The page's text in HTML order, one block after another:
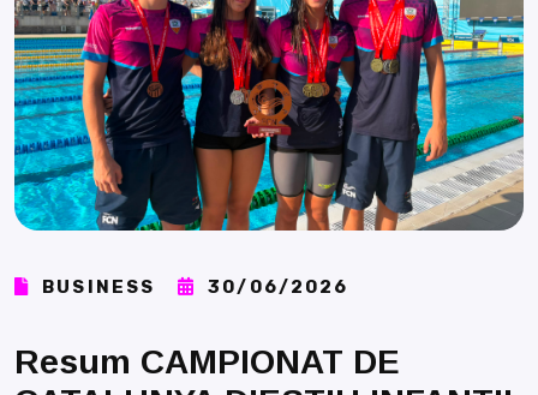
BUSINESS 30/06/2026
Resum CAMPIONAT DE